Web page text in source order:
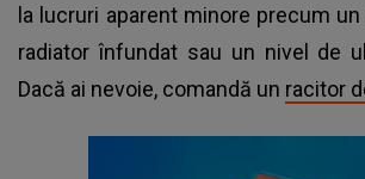
la lucruri aparent minore precum
radiator înfundat sau un nivel de
Dacă ai nevoie, comandă un racitor